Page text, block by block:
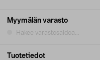
Myymälän varasto
Hakee varastosaldoa...
Tuotetiedot